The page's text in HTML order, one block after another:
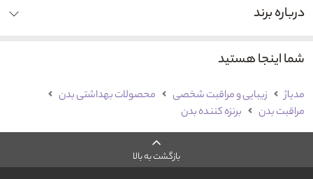
درباره برند
شما اینجا هستید
مدیاژ زیبایی و مراقبت شخصی
محصولات بهداشتی بدن
مراقبت بدن
برنزه کننده بدن
بازگشت به بالا